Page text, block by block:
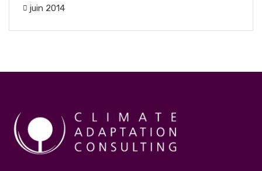
juin 2014